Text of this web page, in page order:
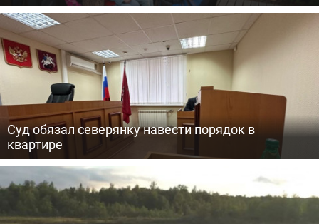
Суд обязал северянку навести порядок в
квартире